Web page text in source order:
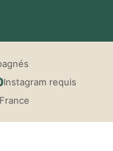
Instagram requis